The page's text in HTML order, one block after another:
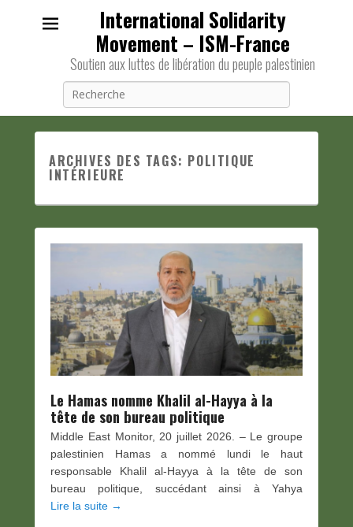
International Solidarity
Movement – ISM-France
Soutien aux luttes de libération du peuple palestinien
ARCHIVES DES TAGS: POLITIQUE
INTÉRIEURE
Le Hamas nomme Khalil al-Hayya à la
tête de son bureau politique
Middle East Monitor, 20 juillet 2026. – Le groupe
palestinien Hamas a nommé lundi le haut
responsable Khalil al-Hayya à la tête de son
bureau politique, succédant ainsi à Yahya
Lire la suite →